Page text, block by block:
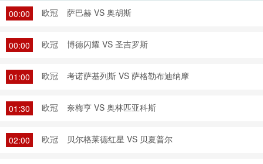
00:00
欧冠 萨巴赫 VS 奥胡斯
00:00 欧冠 博德闪耀 VS 圣吉罗斯
01:00 欧冠 考诺萨基列斯 VS 萨格勒布迪纳摩
01:30 欧冠 奈梅亨 VS 奥林匹亚科斯
02:00 欧冠 贝尔格莱德红星 VS 贝夏普尔